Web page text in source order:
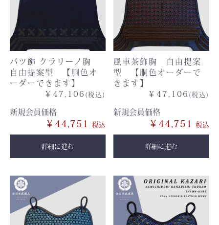
バツ飾 クラリーノ胸
自由提案型 【胴色オ
ーダーできます】
￥47,106 (税込)
新規会員価格
￥44,751
詳細に進む
風車茶飾胸 自由提案
型 【胴色オーダーで
きます】
￥47,106 (税込)
新規会員価格
￥44,751
詳細に進む